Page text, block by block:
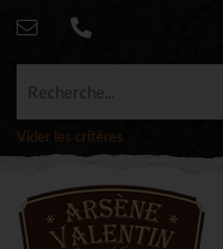
Recherche...
Vider les critères